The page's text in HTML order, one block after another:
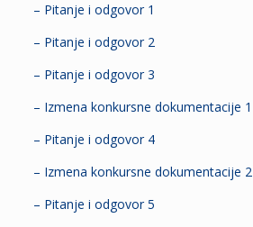
– Pitanje i odgovor 1
– Pitanje i odgovor 2
– Pitanje i odgovor 3
– Izmena konkursne dokumentacije 1
– Pitanje i odgovor 4
– Izmena konkursne dokumentacije 2
– Pitanje i odgovor 5